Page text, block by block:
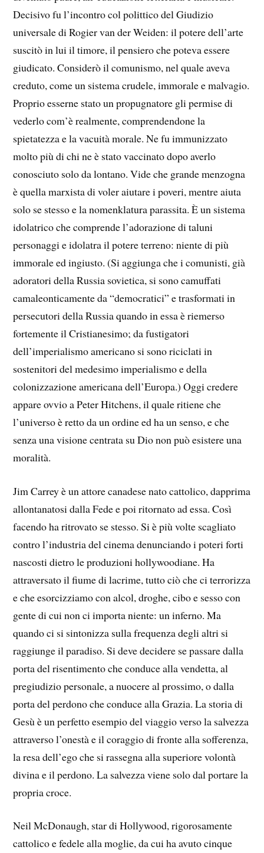
Decisivo fu l’incontro col polittico del Giudizio
universale di Rogier van der Weiden: il potere dell’arte
suscitò in lui il timore, il pensiero che poteva essere
giudicato. Considerò il comunismo, nel quale aveva
creduto, come un sistema crudele, immorale e malvagio.
Proprio esserne stato un propugnatore gli permise di
vederlo com’è realmente, comprendendone la
spietatezza e la vacuità morale. Ne fu immunizzato
molto più di chi ne è stato vaccinato dopo averlo
conosciuto solo da lontano. Vide che grande menzogna
è quella marxista di voler aiutare i poveri, mentre aiuta
solo se stesso e la nomenklatura parassita. È un sistema
idolatrico che comprende l’adorazione di taluni
personaggi e idolatra il potere terreno: niente di più
immorale ed ingiusto. (Si aggiunga che i comunisti, già
adoratori della Russia sovietica, si sono camuffati
camaleonticamente da “democratici” e trasformati in
persecutori della Russia quando in essa è riemerso
fortemente il Cristianesimo; da fustigatori
dell’imperialismo americano si sono riciclati in
sostenitori del medesimo imperialismo e della
colonizzazione americana dell’Europa.) Oggi credere
appare ovvio a Peter Hitchens, il quale ritiene che
l’universo è retto da un ordine ed ha un senso, e che
senza una visione centrata su Dio non può esistere una
moralità.
Jim Carrey è un attore canadese nato cattolico, dapprima
allontanatosi dalla Fede e poi ritornato ad essa. Così
facendo ha ritrovato se stesso. Si è più volte scagliato
contro l’industria del cinema denunciando i poteri forti
nascosti dietro le produzioni hollywoodiane. Ha
attraversato il fiume di lacrime, tutto ciò che ci terrorizza
e che esorcizziamo con alcol, droghe, cibo e sesso con
gente di cui non ci importa niente: un inferno. Ma
quando ci si sintonizza sulla frequenza degli altri si
raggiunge il paradiso. Si deve decidere se passare dalla
porta del risentimento che conduce alla vendetta, al
pregiudizio personale, a nuocere al prossimo, o dalla
porta del perdono che conduce alla Grazia. La storia di
Gesù è un perfetto esempio del viaggio verso la salvezza
attraverso l’onestà e il coraggio di fronte alla sofferenza,
la resa dell’ego che si rassegna alla superiore volontà
divina e il perdono. La salvezza viene solo dal portare la
propria croce.
Neil McDonaugh, star di Hollywood, rigorosamente
cattolico e fedele alla moglie, da cui ha avuto cinque